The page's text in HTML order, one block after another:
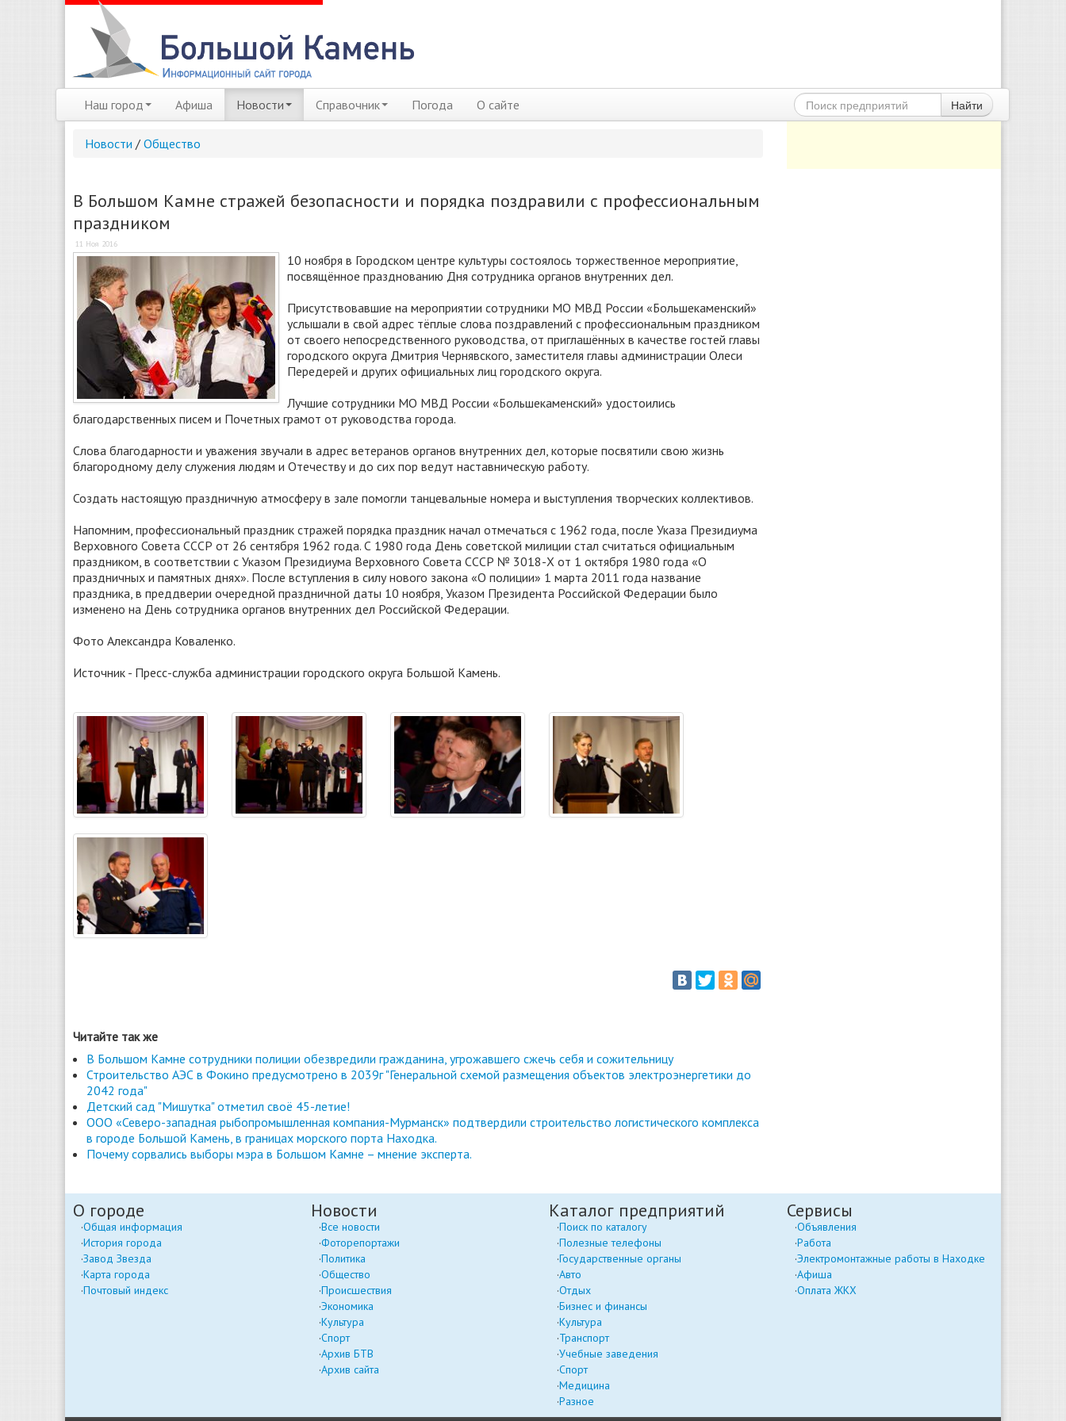
Наш город Афиша Новости Справочник Погода О сайте Найти
Новости / Общество
В Большом Камне стражей безопасности и порядка поздравили с профессиональным
праздником
11 Ноя 2016
10 ноября в Городском центре культуры состоялось торжественное мероприятие,
посвящённое празднованию Дня сотрудника органов внутренних дел.
Присутствовавшие на мероприятии сотрудники МО МВД России «Большекаменский»
услышали в свой адрес тёплые слова поздравлений с профессиональным праздником
от своего непосредственного руководства, от приглашённых в качестве гостей главы
городского округа Дмитрия Чернявского, заместителя главы администрации Олеси
Передерей и других официальных лиц городского округа.
Лучшие сотрудники МО МВД России «Большекаменский» удостоились
благодарственных писем и Почетных грамот от руководства города.
Слова благодарности и уважения звучали в адрес ветеранов органов внутренних дел, которые посвятили свою жизнь
благородному делу служения людям и Отечеству и до сих пор ведут наставническую работу.
Создать настоящую праздничную атмосферу в зале помогли танцевальные номера и выступления творческих коллективов.
Напомним, профессиональный праздник стражей порядка праздник начал отмечаться с 1962 года, после Указа Президиума
Верховного Совета СССР от 26 сентября 1962 года. С 1980 года День советской милиции стал считаться официальным
праздником, в соответствии с Указом Президиума Верховного Совета СССР № 3018-Х от 1 октября 1980 года «О
праздничных и памятных днях». После вступления в силу нового закона «О полиции» 1 марта 2011 года название
праздника, в преддверии очередной праздничной даты 10 ноября, Указом Президента Российской Федерации было
изменено на День сотрудника органов внутренних дел Российской Федерации.
Фото Александра Коваленко.
Источник - Пресс-служба администрации городского округа Большой Камень.
Читайте так же
В Большом Камне сотрудники полиции обезвредили гражданина, угрожавшего сжечь себя и сожительницу
Строительство АЭС в Фокино предусмотрено в 2039г "Генеральной схемой размещения объектов электроэнергетики до
2042 года"
Детский сад "Мишутка" отметил своё 45-летие!
ООО «Северо-западная рыбопромышленная компания-Мурманск» подтвердили строительство логистического комплекса
в городе Большой Камень, в границах морского порта Находка.
Почему сорвались выборы мэра в Большом Камне – мнение эксперта.
О городе
Общая информация
История города
Завод Звезда
Карта города
Почтовый индекс
Новости
Все новости
Фоторепортажи
Политика
Общество
Происшествия
Экономика
Культура
Спорт
Архив БТВ
Архив сайта
Каталог предприятий
Поиск по каталогу
Полезные телефоны
Государственные органы
Авто
Отдых
Бизнес и финансы
Культура
Транспорт
Учебные заведения
Спорт
Медицина
Разное
Сервисы
Объявления
Работа
Электромонтажные работы в Находке
Афиша
Оплата ЖКХ